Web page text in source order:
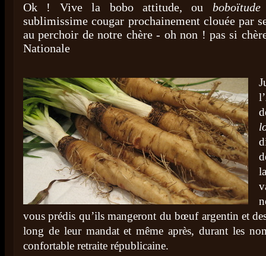
Ok ! Vive la bobo attitude, ou boboïtude
sublimissime cougar prochainement clouée par
au perchoir de notre chère - oh non ! pas si
Nationale
vous prédis qu’ils mangeront du bœuf argentin et
long de leur mandat et même après, durant les
confortable retraite républicaine.